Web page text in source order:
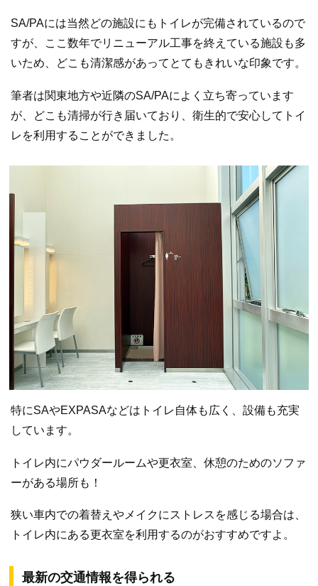
SA/PAには当然どの施設にもトイレが完備されているので
すが、ここ数年でリニューアル工事を終えている施設も多
いため、どこも清潔感があってとてもきれいな印象です。
筆者は関東地方や近隣のSA/PAによく立ち寄っています
が、どこも清掃が行き届いており、衛生的で安心してトイ
レを利用することができました。
特にSAやEXPASAなどはトイレ自体も広く、設備も充実
しています。
トイレ内にパウダールームや更衣室、休憩のためのソファ
ーがある場所も！
狭い車内での着替えやメイクにストレスを感じる場合は、
トイレ内にある更衣室を利用するのがおすすめですよ。
最新の交通情報を得られる